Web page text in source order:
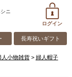
ニ
ログイン
長寿祝いギフト
人小物雑貨
婦人帽子